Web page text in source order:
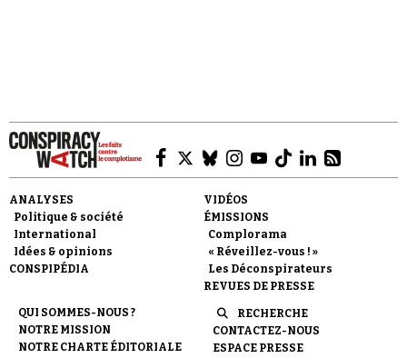
ANALYSES
Politique & société
International
Idées & opinions
CONSPIPÉDIA
VIDÉOS
ÉMISSIONS
Complorama
« Réveillez-vous ! »
Les Déconspirateurs
REVUES DE PRESSE
QUI SOMMES-NOUS ?
NOTRE MISSION
NOTRE CHARTE ÉDITORIALE
RECHERCHE
CONTACTEZ-NOUS
ESPACE PRESSE